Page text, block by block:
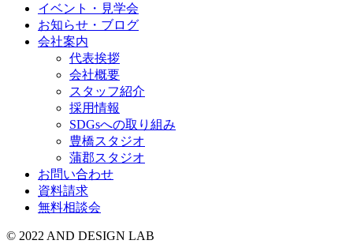
イベント・見学会
お知らせ・ブログ
会社案内
代表挨拶
会社概要
スタッフ紹介
採用情報
SDGsへの取り組み
豊橋スタジオ
蒲郡スタジオ
お問い合わせ
資料請求
無料相談会
© 2022 AND DESIGN LAB